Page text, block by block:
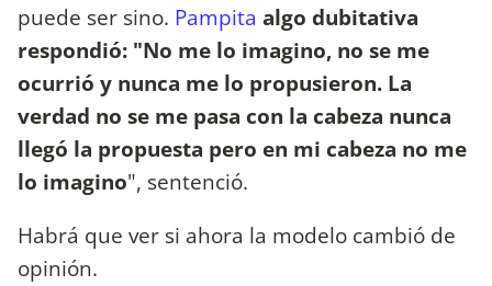
puede ser sino. Pampita algo dubitativa
respondió: "No me lo imagino, no se me
ocurrió y nunca me lo propusieron. La
verdad no se me pasa con la cabeza nunca
llegó la propuesta pero en mi cabeza no me
lo imagino", sentenció.
Habrá que ver si ahora la modelo cambió de
opinión.